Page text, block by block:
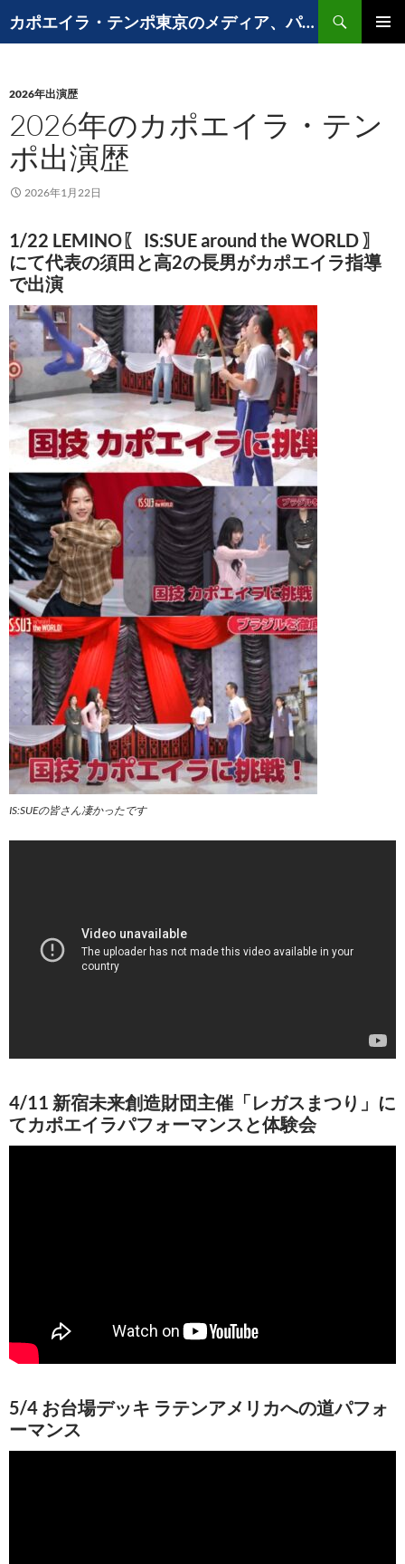
ン
ツ
へ
ス
キ
カポエイラ・テンポ東京のメディア、パフォーマンスなど出演歴
索
2026年出演歴
2026年のカポエイラ・テン
ポ出演歴
2026年1月22日
1/22 LEMINO〖 IS:SUE around the WORLD 〗
にて代表の須田と高2の長男がカポエイラ指導
で出演
IS:SUEの皆さん凄かったです
4/11 新宿未来創造財団主催「レガスまつり」に
てカポエイラパフォーマンスと体験会
5/4 お台場デッキ ラテンアメリカへの道パフォ
ーマンス